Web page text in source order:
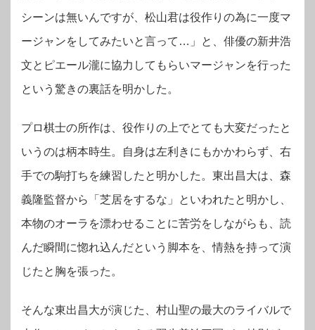
シーンは無いんですが、松山君は役作りの為に一度マ
ージャンをしてみたいと言って…」と、俳優の新井浩
文とピエール瀧に協力してもらいマージャンを行った
という驚きの裏話を明かした。
プロ棋士の所作は、役作りの上でとても大変だったと
いうのは柄本時生。自身は左利きにもかかわらず、右
手での駒打ちを練習したと明かした。東出昌大は、森
義隆監督から「芝居をするな」といわれたと明かし、
本物のオーラを漂わせることに苦労をしながらも、読
んだ瞬間に惚れ込んだという脚本を、情熱を持って演
じたと胸を張った。
そんな東出昌大が演じた、村山聖の最大のライバルで